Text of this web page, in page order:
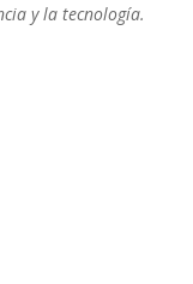
y la tecnología.